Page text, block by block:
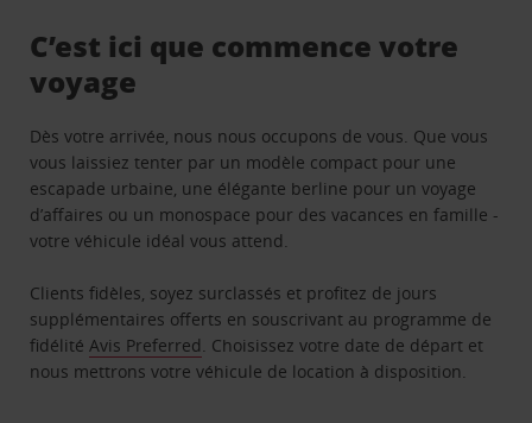
C’est ici que commence votre
voyage
Dès votre arrivée, nous nous occupons de vous. Que vous
vous laissiez tenter par un modèle compact pour une
escapade urbaine, une élégante berline pour un voyage
d’affaires ou un monospace pour des vacances en famille -
votre véhicule idéal vous attend.
Clients fidèles, soyez surclassés et profitez de jours
supplémentaires offerts en souscrivant au programme de
fidélité Avis Preferred . Choisissez votre date de départ et
nous mettrons votre véhicule de location à disposition.